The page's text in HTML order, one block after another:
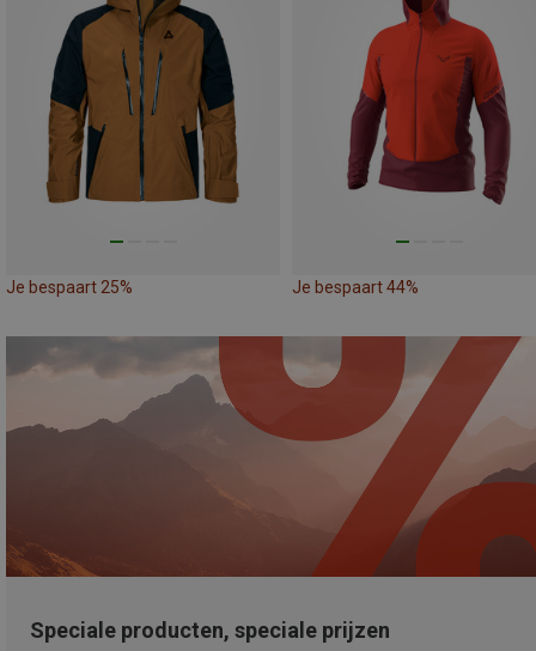
Je bespaart 25% Je bespaart 44%
Speciale producten, speciale prijzen